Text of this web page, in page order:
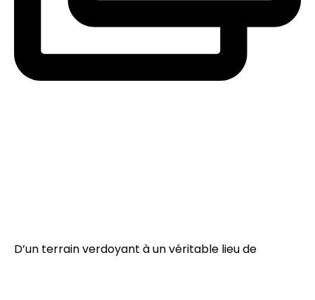
D’un terrain verdoyant à un véritable lieu de